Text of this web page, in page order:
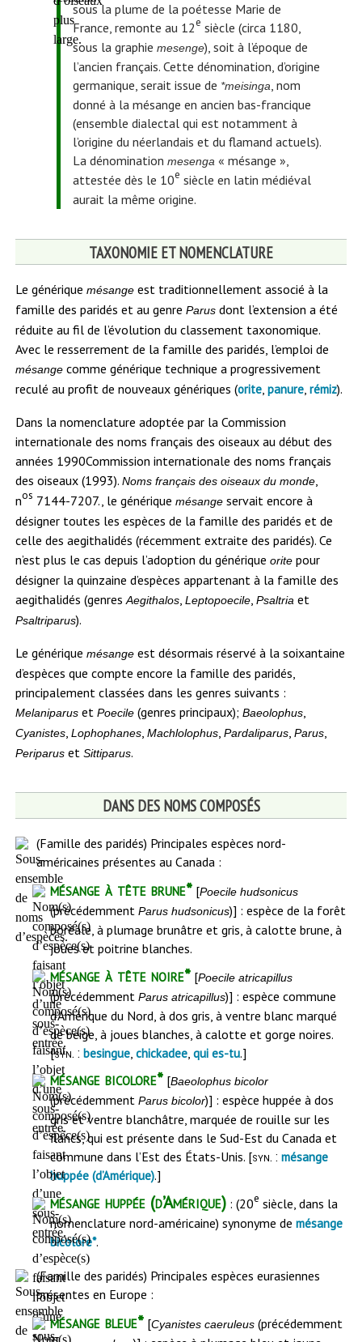
sous la plume de la poétesse Marie de
France, remonte au 12e siècle (circa 1180,
sous la graphie mesenge), soit à l’époque de
l’ancien français. Cette dénomination, d’origine
germanique, serait issue de *meisinga, nom
donné à la mésange en ancien bas-francique
(ensemble dialectal qui est notamment à
l’origine du néerlandais et du flamand actuels).
La dénomination mesenga« mésange »,
attestée dès le 10e siècle en latin médiéval
aurait la même origine.
TAXONOMIE ET NOMENCLATURE
Le génériquemésangeest traditionnellement associé à la
famille des paridés et au genreParusdont l’extension a été
réduite au fil de l’évolution du classement taxonomique.
Avec le resserrement de la famille des paridés, l’emploi de
mésangecomme générique technique a progressivement
reculé au profit de nouveaux génériques (orite ,panure ,rémiz).
Dans la nomenclature adoptée par la Commission
internationale des noms français des oiseaux au début des
années 1990Commission internationale des noms français
des oiseaux (1993).Noms français des oiseaux du monde
nos 7144-7207. , le génériquemésangeservait encore à
désigner toutes les espèces de la famille des paridés et de
celle des aegithalidés (récemment extraite des paridés). Ce
n’est plus le cas depuis l’adoption du génériqueorite pour
désigner la quinzaine d’espèces appartenant à la famille des
aegithalidés (genresAegithalos ,Leptopoecile ,Psaltria et
Psaltriparus).
Le génériquemésangeest désormais réservé à la soixantaine
d’espèces que compte encore la famille des paridés,
principalement classées dans les genres suivants :
MelaniparusetPoecile(genres principaux);Baeolophus
Cyanistes ,Lophophanes ,Machlolophus ,Pardaliparus ,Parus
PeriparusetSittiparus.
DANS DES NOMS COMPOSÉS
(Famille des paridés) Principales espèces nord-
américaines présentes au Canada :
mésange à tête brune* [Poecile hudsonicus
(précédemmentParus hudsonicus)] : espèce de la forêt
boréale, à plumage brunâtre et gris, à calotte brune, à
joues et poitrine blanches.
mésange à tête noire* [Poecile atricapillus
(précédemmentParus atricapillus)] : espèce commune
d’Amérique du Nord, à dos gris, à ventre blanc marqué
de beige, à joues blanches, à calotte et gorge noires.
[syn. : besingue ,chickadee ,qui es-tu.]
mésange bicolore* [Baeolophus bicolor
(précédemmentParus bicolor)] : espèce huppée à dos
gris et ventre blanchâtre, marquée de rouille sur les
flancs, qui est présente dans le Sud-Est du Canada et
commune dans l’Est des États-Unis. [syn. : mésange
huppée (d’Amérique).]
mésange huppée (d’Amérique) : (20e siècle, dans la
nomenclature nord-américaine) synonyme demésange
bicolore*.
(Famille des paridés) Principales espèces eurasiennes
présentes en Europe :
mésange bleue* [Cyanistes caeruleus (précédemment